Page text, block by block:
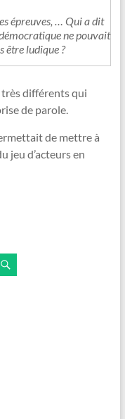
épreuves, … Qui a dit
ne pouvait
être ludique ?
très différents qui
de parole.
de mettre à
jeu d’acteurs en